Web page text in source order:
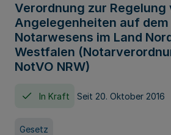
Verordnung zur Regelung
Angelegenheiten auf dem
Notarwesens im Land
Westfalen
NotVO NRW)
In Kraft Seit 20. Oktober 2016
Gesetz